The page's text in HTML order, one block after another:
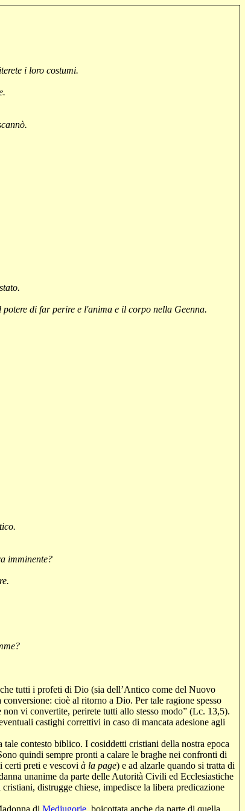
i loro costumi.
di far perire e l'anima e il corpo nella Geenna.
imminente?
tutti i profeti di Dio (sia dell’Antico come del Nuovo
cioè al ritorno a Dio. Per tale ragione spesso
vi convertite, perirete tutti allo stesso modo” (Lc. 13,5).
castighi correttivi in caso di mancata adesione agli
tale contesto biblico. I cosiddetti cristiani della nostra epoca
quindi sempre pronti a calare le braghe nei confronti di
certi preti e vescovi à la page) e ad alzarle quando si tratta di
unanime da parte delle Autorità Civili ed Ecclesiastiche
distrugge chiese, impedisce la libera predicazione
di Medjugorje, boicottata anche da parte di quella